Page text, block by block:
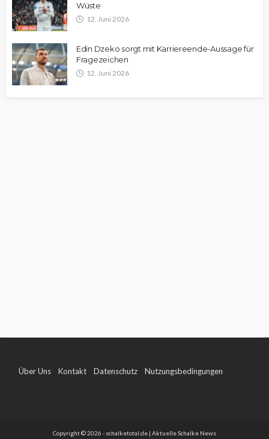
Wüste
12. Juni 2026
Edin Dzeko sorgt mit Karriereende-Aussage für
Fragezeichen
12. Juni 2026
Über Uns Kontakt Datenschutz Nutzungsbedingungen
Copyright © 2026 - schalketotal.de | Aktuelle Schalke News